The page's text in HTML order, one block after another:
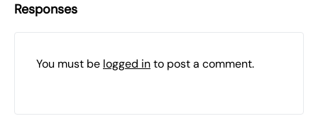
Responses
You must be logged into post a comment.